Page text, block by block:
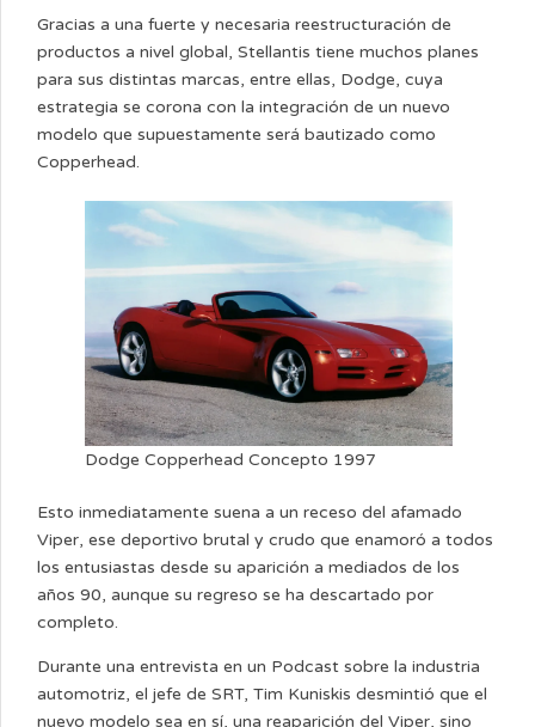
Gracias a una fuerte y necesaria reestructuración de
productos a nivel global, Stellantis tiene muchos planes
para sus distintas marcas, entre ellas, Dodge, cuya
estrategia se corona con la integración de un nuevo
modelo que supuestamente será bautizado como
Copperhead.
Dodge Copperhead Concepto 1997
Esto inmediatamente suena a un receso del afamado
Viper, ese deportivo brutal y crudo que enamoró a todos
los entusiastas desde su aparición a mediados de los
años 90, aunque su regreso se ha descartado por
completo.
Durante una entrevista en un Podcast sobre la industria
automotriz, el jefe de SRT, Tim Kuniskis desmintió que el
nuevo modelo sea en sí, una reaparición del Viper, sino